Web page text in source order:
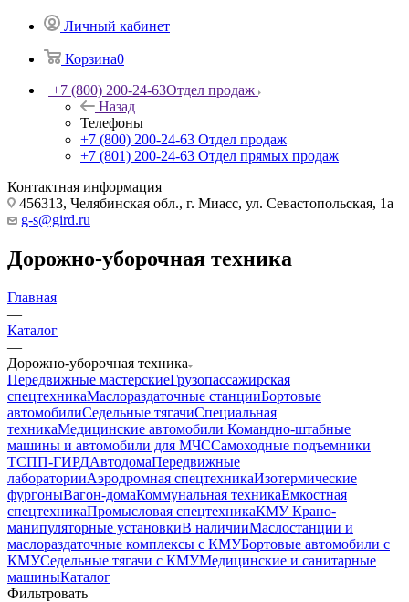
Личный кабинет
Корзина0
+7 (800) 200-24-63Отдел продаж
Назад
Телефоны
+7 (800) 200-24-63 Отдел продаж
+7 (801) 200-24-63 Отдел прямых продаж
Контактная информация
456313, Челябинская обл., г. Миасс, ул. Севастопольская, 1а
g-s@gird.ru
Дорожно-уборочная техника
Главная
—
Каталог
—
Дорожно-уборочная техника
Передвижные мастерскиеГрузопассажирская
спецтехникаМаслораздаточные станцииБортовые
автомобилиСедельные тягачиСпециальная
техникаМедицинские автомобили Командно-штабные
машины и автомобили для МЧССамоходные подъемники
ТСПП-ГИРДАвтодомаПередвижные
лабораторииАэродромная спецтехникаИзотермические
фургоныВагон-домаКоммунальная техникаЕмкостная
спецтехникаПромысловая спецтехникаКМУ Крано-
манипуляторные установкиВ наличииМаслостанции и
маслораздаточные комплексы с КМУБортовые автомобили с
КМУСедельные тягачи с КМУМедицинские и санитарные
машиныКаталог
Фильтровать